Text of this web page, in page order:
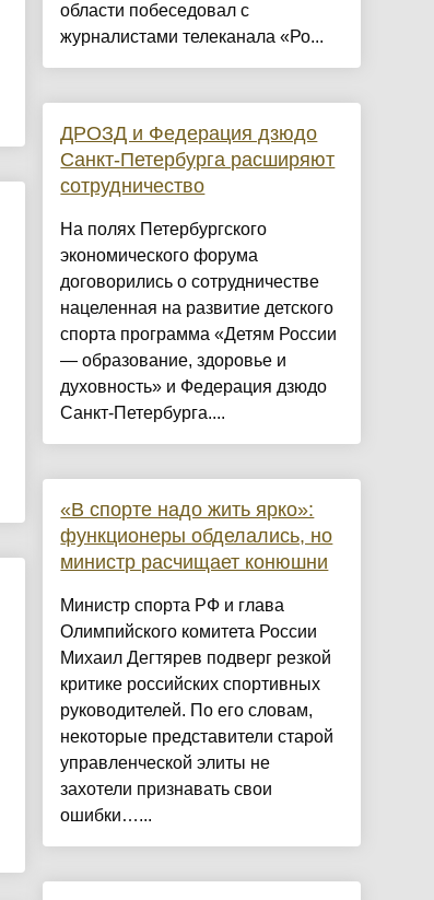
области побеседовал с
журналистами телеканала «Ро...
ДРОЗД и Федерация дзюдо
Санкт-Петербурга расширяют
сотрудничество
На полях Петербургского
экономического форума
договорились о сотрудничестве
нацеленная на развитие детского
спорта программа «Детям России
— образование, здоровье и
духовность» и Федерация дзюдо
Санкт-Петербурга....
«В спорте надо жить ярко»:
функционеры обделались, но
министр расчищает конюшни
Министр спорта РФ и глава
Олимпийского комитета России
Михаил Дегтярев подверг резкой
критике российских спортивных
руководителей. По его словам,
некоторые представители старой
управленческой элиты не
захотели признавать свои
ошибки…...